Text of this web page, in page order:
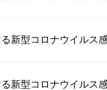
新型コロナウイルス
新型コロナウイルス